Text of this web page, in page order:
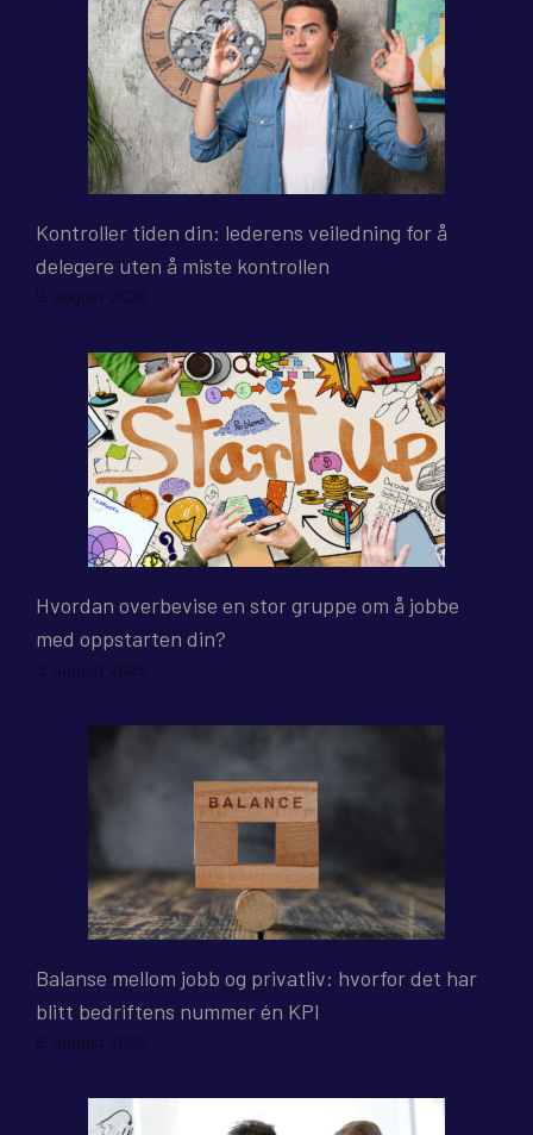
Kontroller tiden din: lederens veiledning for å
delegere uten å miste kontrollen
9. august 2026
Hvordan overbevise en stor gruppe om å jobbe
med oppstarten din?
9. august 2026
Balanse mellom jobb og privatliv: hvorfor det har
blitt bedriftens nummer én KPI
8. august 2026